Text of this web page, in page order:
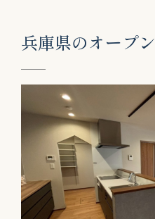
兵庫県のオープン